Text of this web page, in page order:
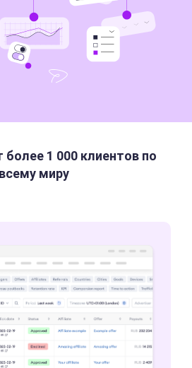
1 000 клиентов по
всему миру